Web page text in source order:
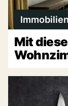
Mit